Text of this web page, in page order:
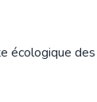
écologique des